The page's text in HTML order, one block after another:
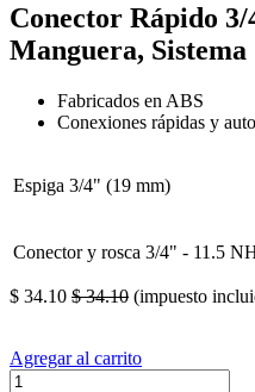
Conector Rápido
Manguera,
Fabricados en ABS
Conexiones rápidas y
Espiga 3/4" (19 mm)
Conector y rosca 3/4" - 11.5
$ 34.10 $34.10 (impuesto
Agregar al carrito